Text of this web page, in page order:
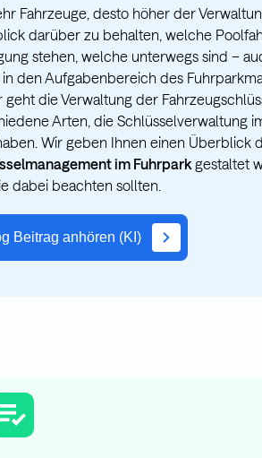
Fahrzeuge, desto höher der
darüber zu behalten, welche
stehen, welche unterwegs sind –
in den Aufgabenbereich des
geht die Verwaltung der
Arten, die Schlüsselverwaltung
Wir geben Ihnen einen Überblick
im Fuhrparkgestaltet
dabei beachten sollten.
Beitrag anhören (KI)